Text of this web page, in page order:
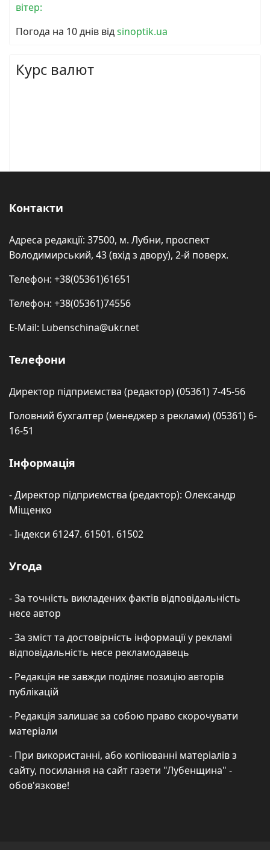
вітер:
Погода на 10 днів відsinoptik.ua
Курс валют
Контакти
Адреса редакції: 37500, м. Лубни, проспект
Володимирський, 43 (вхід з двору), 2-й поверх.
Телефон: +38(05361)61651
Телефон: +38(05361)74556
E-Mail: Lubenschina@ukr.net
Телефони
Директор підприємства (редактор) (05361) 7-45-56
Головний бухгалтер (менеджер з реклами) (05361) 6-
16-51
Інформація
- Директор підприємства (редактор): Олександр
Міщенко
- Індекси 61247. 61501. 61502
Угода
- За точність викладених фактів відповідальність
несе автор
- За зміст та достовірність інформації у рекламі
відповідальність несе рекламодавець
- Редакція не завжди поділяє позицію авторів
публікацій
- Редакція залишає за собою право скорочувати
матеріали
- При використанні, або копіюванні матеріалів з
сайту, посилання на сайт газети "Лубенщина" -
обов'язкове!